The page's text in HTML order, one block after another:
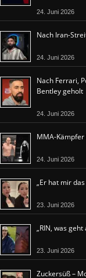
24. Juni 2026
Nach Iran-
24. Juni 2026
Nach Ferrari,
Bentley geholt
24. Juni 2026
MMA-
24. Juni 2026
„Er hat mir
23. Juni 2026
„RIN, was
23. Juni 2026
Zuckersüß –